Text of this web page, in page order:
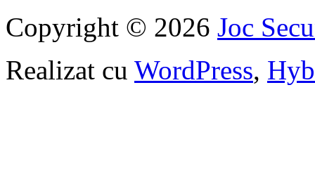
Copyright © 2026 Joc
Realizat cu WordPress,